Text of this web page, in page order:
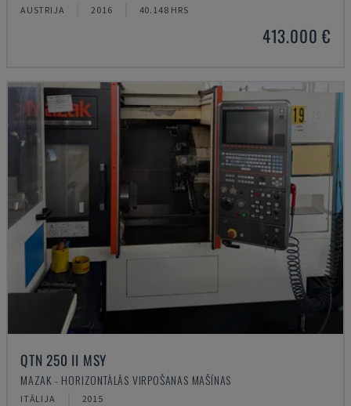
AUSTRIJA 2016 40.148 HRS
413.000 €
QTN 250 II MSY
MAZAK - HORIZONTĀLĀS VIRPOŠANAS MAŠĪNAS
ITĀLIJA 2015